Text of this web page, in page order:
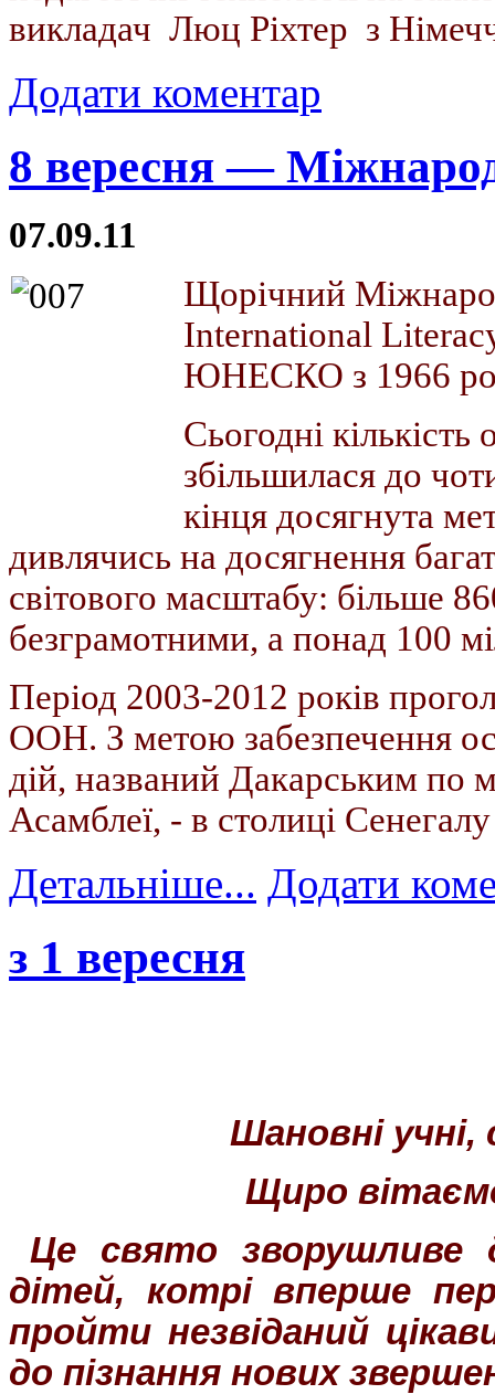
викладач Люц Ріхтер з
Додати коментар
8 вересня —
07.09.11
Щорічний
International Literacy
ЮНЕСКО з 1966
Сьогодні
збільшилася до
кінця досягнута
дивлячись на досягнення
світового масштабу: більше
безграмотними, а понад 100
Період 2003-2012 років
ООН. З метою забезпечення
дій, названий Дакарським по
Асамблеї, - в столиці
Детальніше... Додати
з 1 вересня
Шановні
Щиро
Це свято зворушливе
дітей, котрі вперше
пройти незвіданий
до пізнання нових